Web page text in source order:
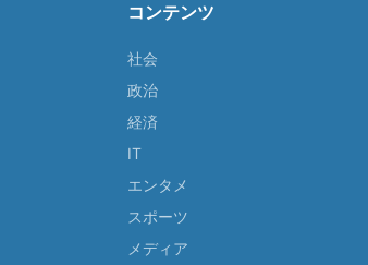
コンテンツ
社会
政治
経済
IT
エンタメ
スポーツ
メディア